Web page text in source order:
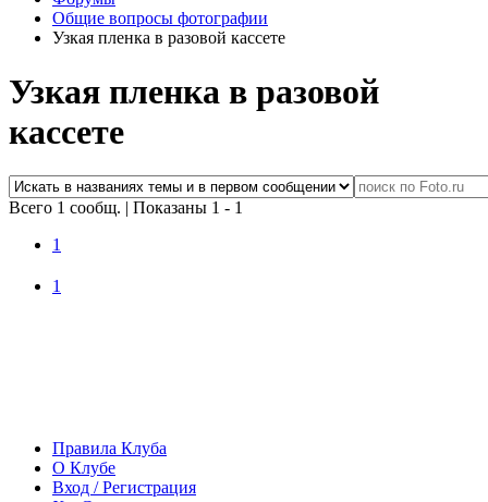
Общие вопросы фотографии
Узкая пленка в разовой кассете
Узкая пленка в разовой
кассете
Всего 1 сообщ. | Показаны 1 - 1
1
1
Правила Клуба
О Клубе
Вход / Регистрация